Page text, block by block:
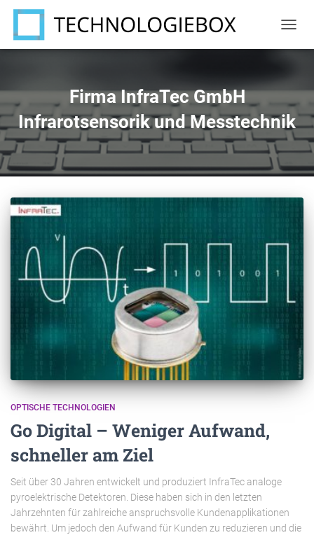
Firma InfraTec GmbH
Infrarotsensorik und Messtechnik
OPTISCHE TECHNOLOGIEN
Go Digital – Weniger Aufwand,
schneller am Ziel
Seit über 30 Jahren entwickelt und produziert InfraTec analoge
pyroelektrische Detektoren. Diese haben sich in den letzten
Jahrzehnten für zahlreiche anspruchsvolle Kundenapplikationen
bewährt. Um jedoch den Aufwand für Kunden zu reduzieren und die